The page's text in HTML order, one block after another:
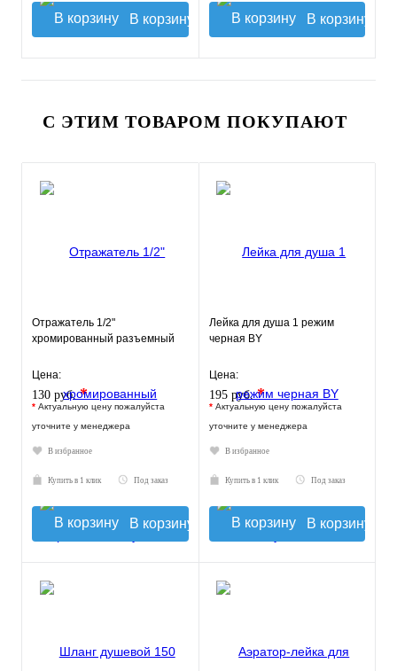
В корзину В корзину
С ЭТИМ ТОВАРОМ ПОКУПАЮТ
Отражатель 1/2"
хромированный разъемный
Цена:
130 руб.*
* Актуальную цену пожалуйста
уточните у менеджера
В избранное
Купить в 1 клик Под заказ
В корзину
Лейка для душа 1 режим
черная BY
Цена:
195 руб.*
* Актуальную цену пожалуйста
уточните у менеджера
В избранное
Купить в 1 клик Под заказ
В корзину